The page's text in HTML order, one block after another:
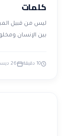
كلمات
ليس من قبيل
بين الإنسان
10 دقيقة 26 ديسمبر 2019